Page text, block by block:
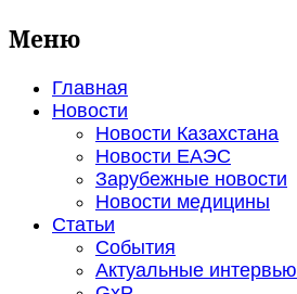
Меню
Главная
Новости
Новости Казахстана
Новости ЕАЭС
Зарубежные новости
Новости медицины
Статьи
События
Актуальные интервью